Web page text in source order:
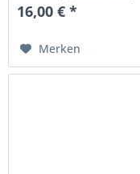
16,00 € *
Merken